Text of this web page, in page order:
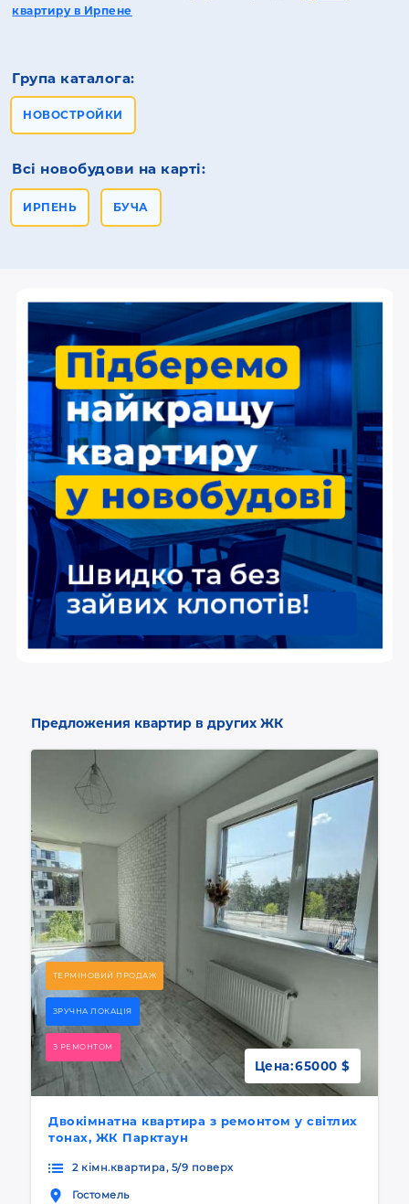
квартиру в Ирпене
Група каталога:
НОВОСТРОЙКИ
Всі новобудови на карті:
ИРПЕНЬ БУЧА
Предложения квартир в других ЖК
ТЕРМІНОВИЙ ПРОДАЖ
ЗРУЧНА ЛОКАЦІЯ
З РЕМОНТОМ
Двокімнатна квартира з ремонтом у світлих
тонах, ЖК Парктаун
Цена:65000 $
2 кімн.квартира, 5/9 поверх
Гостомель